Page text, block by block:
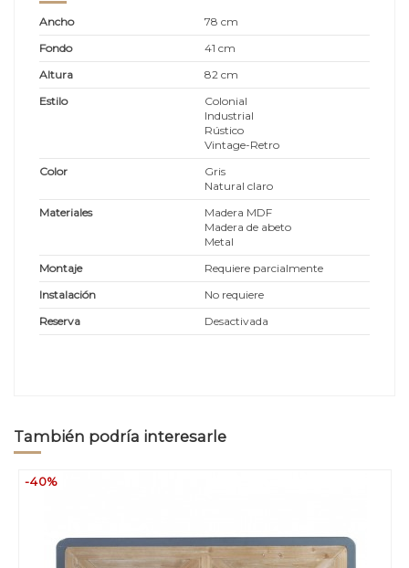
Ancho
78 cm
Fondo
41 cm
Altura
82 cm
Estilo
Colonial
Industrial
Rústico
Vintage-Retro
Color
Gris
Natural claro
Materiales
Madera MDF
Madera de abeto
Metal
Montaje
Requiere parcialmente
Instalación
No requiere
Reserva
Desactivada
También podría interesarle
-40%